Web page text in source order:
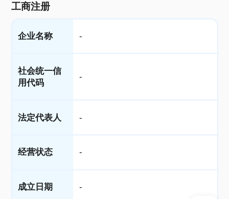
工商注册
企业名称 -
社会统一信
用代码
-
法定代表人 -
经营状态 -
成立日期 -